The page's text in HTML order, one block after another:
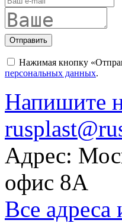
Отправить
Нажимая кнопку
персональных данных.
Напишите
Адрес:
офис 8А
Все адреса